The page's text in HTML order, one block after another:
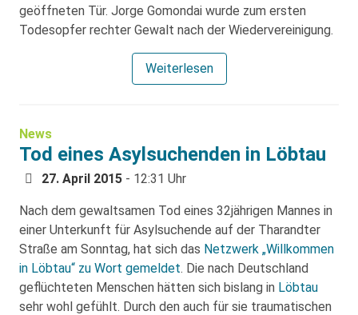
geöffneten Tür. Jorge Gomondai wurde zum ersten
Todesopfer rechter Gewalt nach der Wiedervereinigung.
Weiterlesen
News
Tod eines Asylsuchenden in Löbtau
27. April 2015 - 12:31 Uhr
Nach dem gewaltsamen Tod eines 32jährigen Mannes in
einer Unterkunft für Asylsuchende auf der Tharandter
Straße am Sonntag, hat sich das Netzwerk „Willkommen
in Löbtau“ zu Wort gemeldet. Die nach Deutschland
geflüchteten Menschen hätten sich bislang in Löbtau
sehr wohl gefühlt. Durch den auch für sie traumatischen